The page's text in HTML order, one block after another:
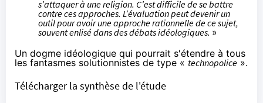
s’attaquer à une religion. C’est difficile de se battre
contre ces approches. L’évaluation peut devenir un
outil pour avoir une approche rationnelle de ce sujet,
souvent enlisé dans des débats idéologiques. »
Un dogme idéologique qui pourrait s'étendre à tous
les fantasmes solutionnistes de type « technopolice ».
Télécharger la synthèse de l'étude